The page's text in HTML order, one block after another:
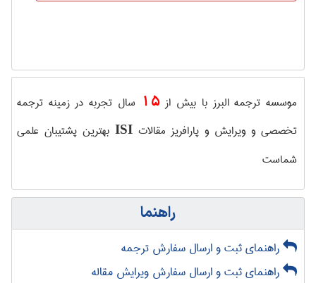
موسسه ترجمه البرز با بیش از15 سال تجربه در زمینه ترجمه
تخصصی و ویرایش و پارافریز مقالاتISI بهترین پشتیبان علمی
شماست
راهنما
راهنمای ثبت و ارسال سفارش ترجمه
راهنمای ثبت و ارسال سفارش ویرایش مقاله